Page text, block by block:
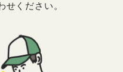
せください。